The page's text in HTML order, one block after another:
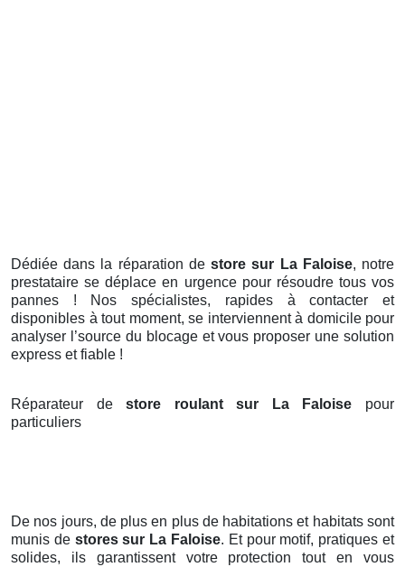
Dédiée dans la réparation destore sur La Faloise, notre
prestataire se déplace en urgence pour résoudre tous vos
pannes ! Nos spécialistes, rapides à contacter et
disponibles à tout moment, se interviennent à domicile pour
analyser l’source du blocage et vous proposer une solution
express et fiable !
Réparateur destore roulant sur La Faloise pour
particuliers
De nos jours, de plus en plus de habitations et habitats sont
munis de stores sur La Faloise. Et pour motif, pratiques et
solides, ils garantissent votre protection tout en vous